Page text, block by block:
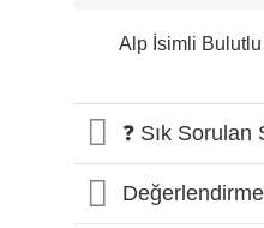
Alp İsimli Bulutlu
❓ Sık Sorulan